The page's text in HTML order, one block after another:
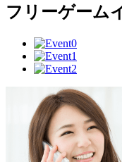
フリーゲーム